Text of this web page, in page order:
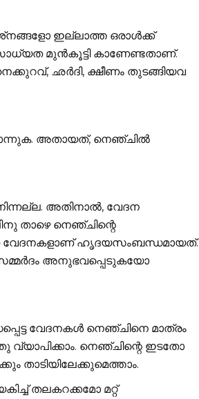
ഇല്ലാത്ത ഒരാള്‍ക്ക്
മുന്‍കൂട്ടി കാണേണ്ടതാണ്.
ഛര്‍ദി, ക്ഷീണം തുടങ്ങിയവ
അതായത്, നെഞ്ചില്‍
അതിനാല്‍, വേദന
താഴെ നെഞ്ചിന്റെ
വേദനകളാണ് ഹൃദയസംബന്ധമായത്.
അനുഭവപ്പെടുകയോ
വേദനകള്‍ നെഞ്ചിനെ മാത്രം
ഇതു വ്യാപിക്കാം. നെഞ്ചിന്റെ ഇടതോ
താടിയിലേക്കുമെത്താം.
തലകറക്കമോ മറ്റ്